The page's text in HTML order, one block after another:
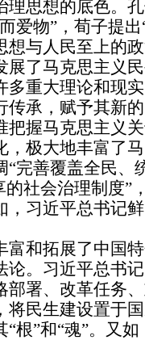
思想的底色。
爱物”，荀子提
想与人民至上的
展了马克思主义
多重大理论和现
传承，赋予其新
把握马克思主义
，极大地丰富了
“完善覆盖全民
的社会治理制度
，习近平总书记
富和拓展了中国
论。习近平总书
部署、改革任务
将民生建设置于
“根”和“魂”。又